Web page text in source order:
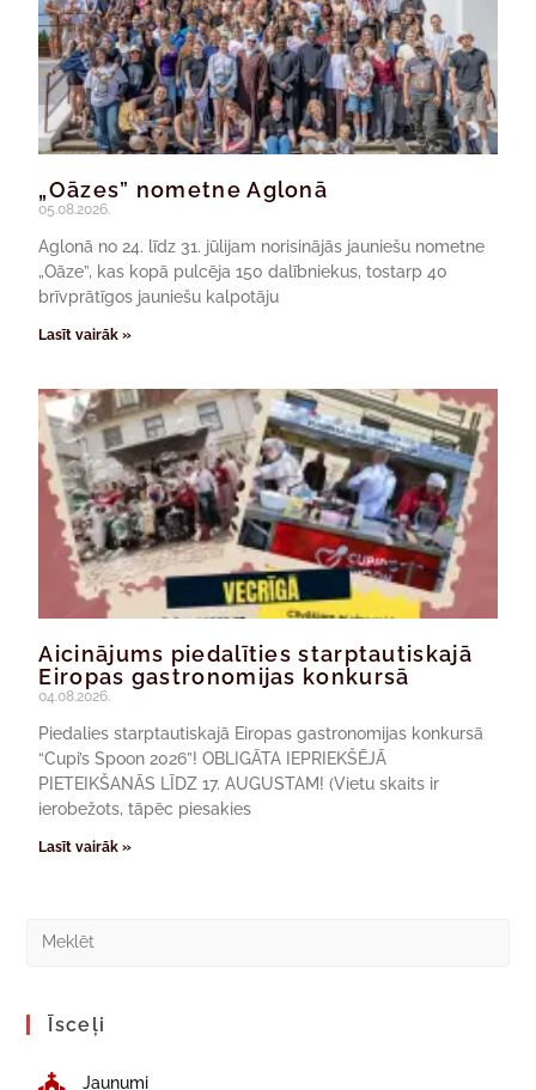
„Oāzes” nometne Aglonā
05.08.2026.
Aglonā no 24. līdz 31. jūlijam norisinājās jauniešu nometne
„Oāze”, kas kopā pulcēja 150 dalībniekus, tostarp 40
brīvprātīgos jauniešu kalpotāju
Lasīt vairāk »
Aicinājums piedalīties starptautiskajā
Eiropas gastronomijas konkursā
04.08.2026.
Piedalies starptautiskajā Eiropas gastronomijas konkursā
“Cupi’s Spoon 2026”! OBLIGĀTA IEPRIEKŠĒJĀ
PIETEIKŠANĀS LĪDZ 17. AUGUSTAM! (Vietu skaits ir
ierobežots, tāpēc piesakies
Lasīt vairāk »
Īsceļi
Jaunumi